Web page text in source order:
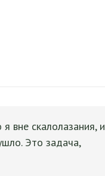
вне скалолазания, и
Это задача,